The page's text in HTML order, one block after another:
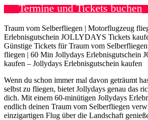
Termine und Tickets buchen
Traum vom Selberfliegen | Motorflugzeug
Erlebnisgutschein JOLLYDAYS Tickets
Günstige Tickets für Traum vom
fliegen | 60 Min Jollydays Erlebnisgutschein
kaufen – Jollydays Erlebnisgutschein kaufen
Wenn du schon immer mal davon geträumt
selbst zu fliegen, bietet Jollydays genau das
dich. Mit einem 60-minütigen Jollydays
endlich deinen Traum vom Selberfliegen
einzigartigen Flug über die Landschaft